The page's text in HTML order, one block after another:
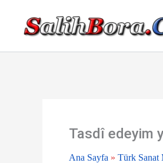
Tasdî edeyim
Ana Sayfa » Türk Sanat